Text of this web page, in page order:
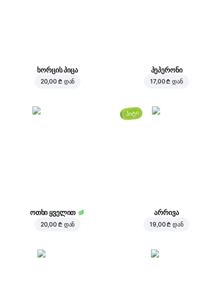
ხორცის პიცა
20,00 ₾ დან
პეპერონი
17,00 ₾ დან
ოთხი ყველით
20,00 ₾ დან
ჰიტი
არრივა
19,00 ₾ დან